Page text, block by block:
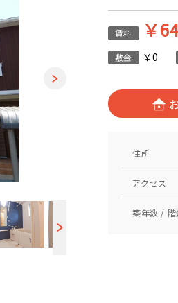
賃料 ￥
敷金 ￥0
住所
アクセス
築年数 / 階